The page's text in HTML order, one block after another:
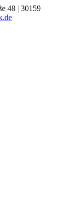
48 | 30159